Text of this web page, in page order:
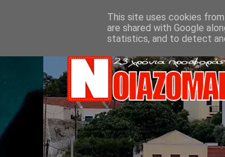
This site uses cookies
are shared with Google
statistics, and to detect